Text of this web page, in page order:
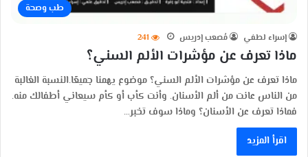
طب وصحة
إسراء لطفي مُصعب إدريس 241
ماذا تعرف عن مؤشرات الألم السني؟
ماذا تعرف عن مؤشرات الألم السني؟ موضوع يهمنا جميعًا.النسبة الغالبة
من الناس عانت من ألم الأسنان. وأنت كأب أو كأم سيعاني أطفالك منه.
فماذا تعرف عن الأسنان؟ وماذا سوف تخبر…
اقرأ المزيد